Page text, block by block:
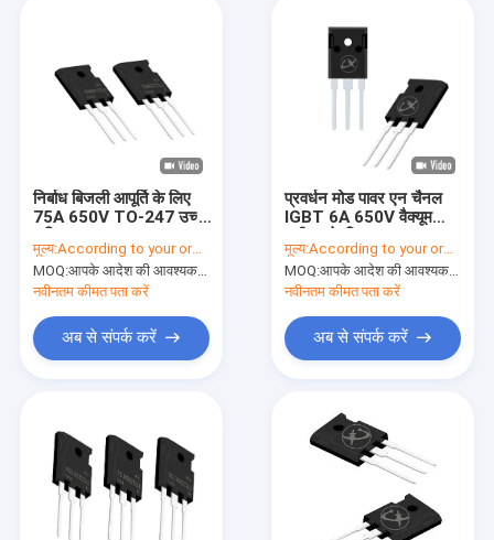
वीडियो
वी.आर. शो
गुणवत्ता नियंत्रण
हमसे संपर्क करें
इन्वर्टर आईजीबीटी
निर्बाध बिजली आपूर्ति के लिए
75A 650V TO-247 उच्च
मूल्य:According to your order requirement
MOQ:आपके आदेश की आवश्यकता के अनुसार
नवीनतम कीमत पता करें
अब से संपर्क करें
प्रवर्धन मोड पावर एन चैनल
IGBT 6A 650V वैक्यूम
मूल्य:According to your order requirement
MOQ:आपके आदेश की आवश्यकता के अनुसार
नवीनतम कीमत पता करें
अब से संपर्क करें